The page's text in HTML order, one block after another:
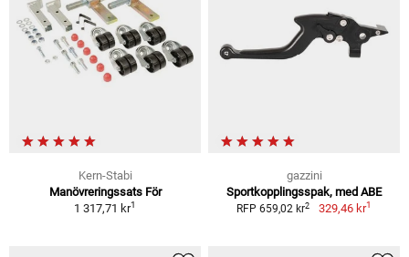
Kern-Stabi
Manövreringssats För
1 317,71 kr1
gazzini
Sportkopplingsspak, med ABE
RFP 659,02 kr2 329,46 kr1